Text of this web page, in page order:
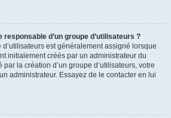
d’un groupe d’utilisateurs ?
d’utilisateurs est généralement assigné lorsque
initialement créés par un administrateur du
la création d’un groupe d’utilisateurs, votre
administrateur. Essayez de le contacter en lui